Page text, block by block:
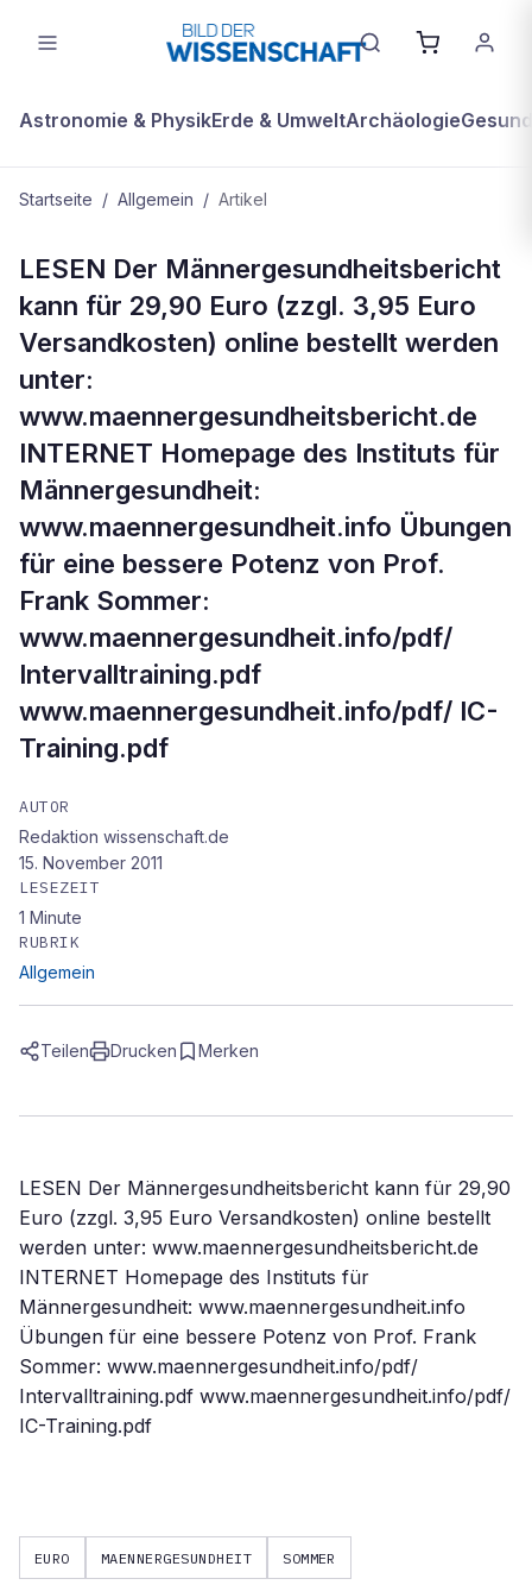
Astronomie & PhysikErde & UmweltArchäologie
Startseite / Allgemein / Artikel
Mehr zum Thema
LESEN Der Männergesundheitsbericht
kann für 29,90 Euro (zzgl. 3,95 Euro
Versandkosten) online bestellt werden
unter:
www.maennergesundheitsbericht.de
INTERNET Homepage des Instituts für
Männergesundheit:
www.maennergesundheit.info Übungen
für eine bessere Potenz von Prof.
Frank Sommer:
www.maennergesundheit.info/pdf/
Intervalltraining.pdf
www.maennergesundheit.info/pdf/ IC-
Training.pdf
AUTOR
Redaktion wissenschaft.de
15. November 2011
LESEZEIT
1 Minute
RUBRIK
Allgemein
Teilen Drucken Merken
LESEN Der Männergesundheitsbericht kann für 29,90
Euro (zzgl. 3,95 Euro Versandkosten) online bestellt
werden unter: www.maennergesundheitsbericht.de
INTERNET Homepage des Instituts für
Männergesundheit: www.maennergesundheit.info
Übungen für eine bessere Potenz von Prof. Frank
Sommer: www.maennergesundheit.info/pdf/
Intervalltraining.pdf www.maennergesundheit.info/pdf/
IC-Training.pdf
EURO MAENNERGESUNDHEIT SOMMER